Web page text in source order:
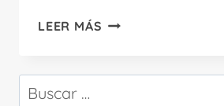
LEER MÁS SAN
TRÉVERIS:
Buscar: